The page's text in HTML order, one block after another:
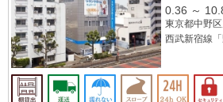
0.36 ～
東京都中野
西武新宿線